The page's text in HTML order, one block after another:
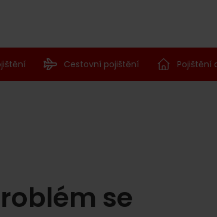
Cestovní pojištění Pojištění
se